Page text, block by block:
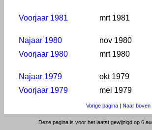
Voorjaar 1981
mrt 1981
Najaar 1980
nov 1980
Voorjaar 1980
mrt 1980
Najaar 1979
okt 1979
Voorjaar 1979
mei 1979
Vorige pagina | Naar boven
Deze pagina is voor het laatst gewijzigd op 6